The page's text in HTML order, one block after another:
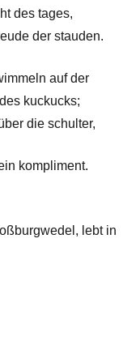
des tages,
der stauden.
auf der
kuckucks;
die schulter,
kompliment.
lebt in